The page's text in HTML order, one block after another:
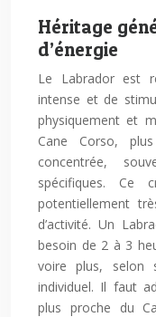
Héritage
d’énergie
Le Labrador est
intense et de
physiquement et
Cane Corso,
concentrée,
spécifiques. Ce
potentiellement
d’activité. Un
besoin de 2 à 3
voire plus, selon
individuel. Il faut
plus proche du